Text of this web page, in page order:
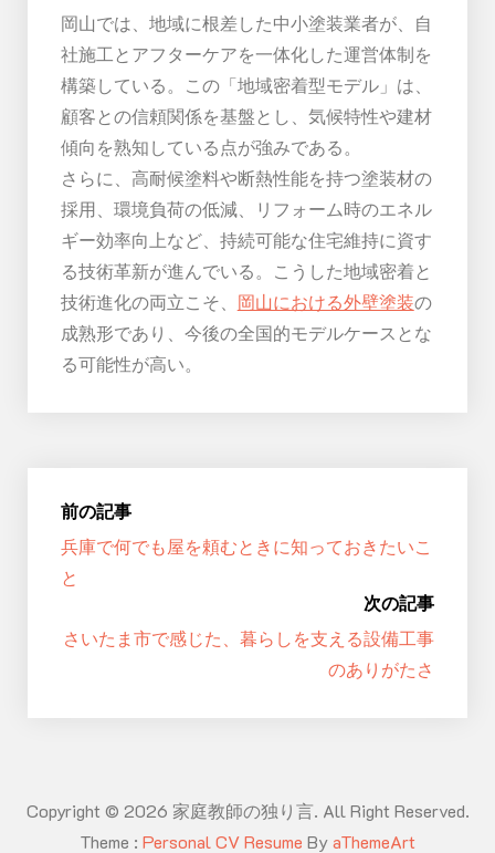
岡山では、地域に根差した中小塗装業者が、自
社施工とアフターケアを一体化した運営体制を
構築している。この「地域密着型モデル」は、
顧客との信頼関係を基盤とし、気候特性や建材
傾向を熟知している点が強みである。
さらに、高耐候塗料や断熱性能を持つ塗装材の
採用、環境負荷の低減、リフォーム時のエネル
ギー効率向上など、持続可能な住宅維持に資す
る技術革新が進んでいる。こうした地域密着と
技術進化の両立こそ、 岡山における外壁塗装の
成熟形であり、今後の全国的モデルケースとな
る可能性が高い。
前の記事
兵庫で何でも屋を頼むときに知っておきたいこ
と
次の記事
さいたま市で感じた、暮らしを支える設備工事
のありがたさ
Copyright © 2026 家庭教師の独り言. All Right Reserved.
Theme : Personal CV Resume ByaThemeArt